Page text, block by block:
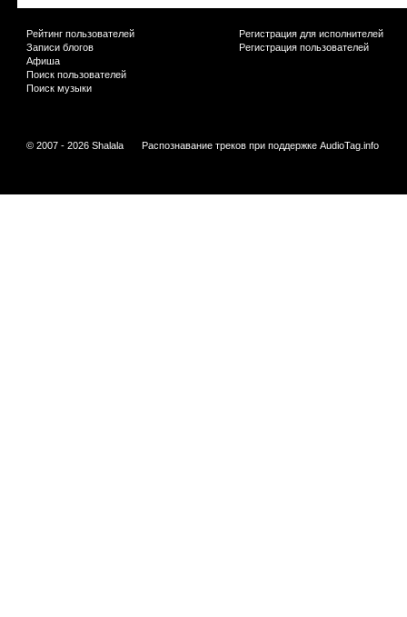
Рейтинг пользователей
Записи блогов
Афиша
Поиск пользователей
Поиск музыки
Регистрация для исполнителей
Регистрация пользователей
© 2007 - 2026 Shalala Распознавание треков при поддержке AudioTag.info